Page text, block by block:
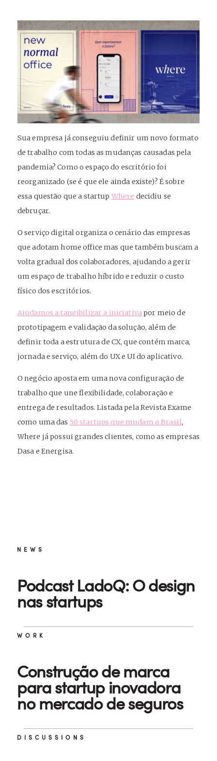
Sua empresa já conseguiu definir um novo formato
de trabalho com todas as mudanças causadas pela
pandemia? Como o espaço do escritório foi
reorganizado (se é que ele ainda existe)? É sobre
essa questão que a startup Where decidiu se
debruçar.
O serviço digital organiza o cenário das empresas
que adotam home office mas que também buscam a
volta gradual dos colaboradores, ajudando a gerir
um espaço de trabalho híbrido e reduzir o custo
físico dos escritórios.
Ajudamos a tangibilizar a iniciativapor meio de
prototipagem e validação da solução, além de
definir toda a estrutura de CX, que contém marca,
jornada e serviço, além do UX e UI do aplicativo.
O negócio aposta em uma nova configuração de
trabalho que une flexibilidade, colaboração e
entrega de resultados. Listada pela Revista Exame
como uma das 50 startups que mudam o Brasil,
Where já possui grandes clientes, como as empresas
Dasa e Energisa.
NEWS
Podcast LadoQ: O design
nas startups
WORK
Construção de marca
para startup inovadora
no mercado de seguros
DISCUSSIONS